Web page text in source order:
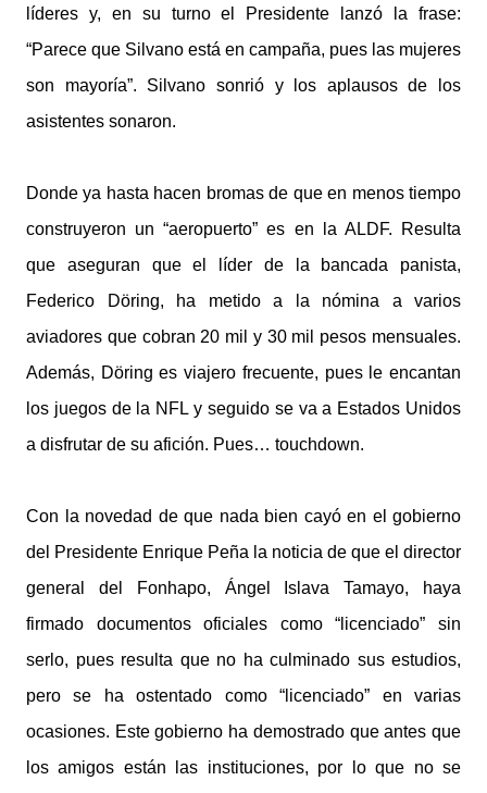
líderes y, en su turno el Presidente lanzó la frase:
“Parece que Silvano está en campaña, pues las mujeres
son mayoría”. Silvano sonrió y los aplausos de los
asistentes sonaron.
Donde ya hasta hacen bromas de que en menos tiempo
construyeron un “aeropuerto” es en la ALDF. Resulta
que aseguran que el líder de la bancada panista,
Federico Döring, ha metido a la nómina a varios
aviadores que cobran 20 mil y 30 mil pesos mensuales.
Además, Döring es viajero frecuente, pues le encantan
los juegos de la NFL y seguido se va a Estados Unidos
a disfrutar de su afición. Pues… touchdown.
Con la novedad de que nada bien cayó en el gobierno
del Presidente Enrique Peña la noticia de que el director
general del Fonhapo, Ángel Islava Tamayo, haya
firmado documentos oficiales como “licenciado” sin
serlo, pues resulta que no ha culminado sus estudios,
pero se ha ostentado como “licenciado” en varias
ocasiones. Este gobierno ha demostrado que antes que
los amigos están las instituciones, por lo que no se